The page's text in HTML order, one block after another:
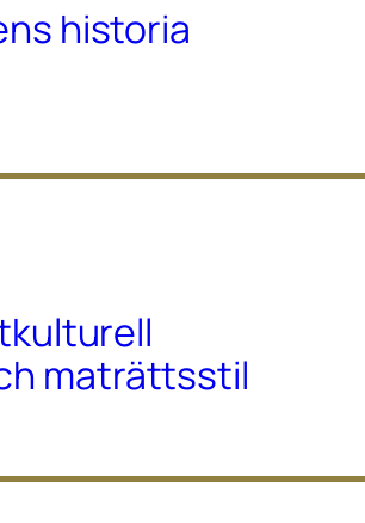
historia
maträttsstil